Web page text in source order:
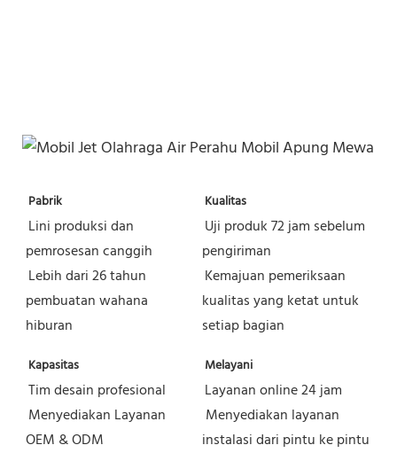
Pabrik
Lini produksi dan
pemrosesan canggih
Lebih dari 26 tahun
pembuatan wahana
hiburan
Kualitas
Uji produk 72 jam sebelum
pengiriman
Kemajuan pemeriksaan
kualitas yang ketat untuk
setiap bagian
Kapasitas
Tim desain profesional
Menyediakan Layanan
OEM & ODM
Melayani
Layanan online 24 jam
Menyediakan layanan
instalasi dari pintu ke pintu